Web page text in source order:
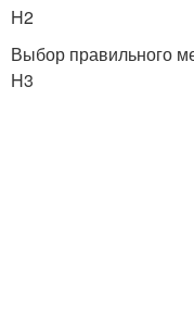
H2
Выбор правильного
H3